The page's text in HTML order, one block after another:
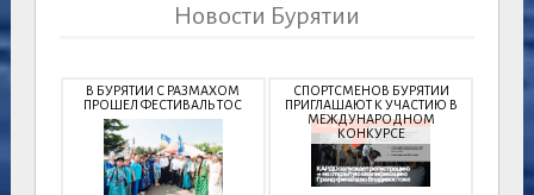
Новости Бурятии
В БУРЯТИИ С РАЗМАХОМ
ПРОШЕЛ ФЕСТИВАЛЬ ТОС
СПОРТСМЕНОВ БУРЯТИИ
ПРИГЛАШАЮТ К УЧАСТИЮ В
МЕЖДУНАРОДНОМ
КОНКУРСЕ